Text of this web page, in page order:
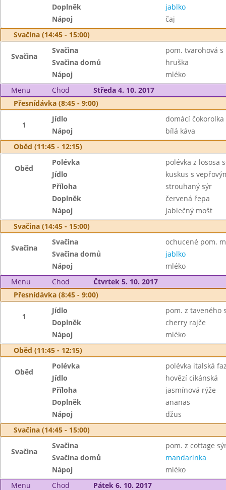
Doplněk
jablko
Nápoj
čaj
Svačina (14:45 - 15:00)
Svačina
Svačina
pom. tvarohová
Svačina domů
hruška
Nápoj
mléko
Menu
Chod
Středa 4. 10. 2017
Přesnídávka (8:45 - 9:00)
1
Jídlo
domácí čokorolka
Nápoj
bílá káva
Oběd (11:45 - 12:15)
Oběd
Polévka
polévka z lososa
Jídlo
kuskus s
Příloha
strouhaný sýr
Doplněk
červená řepa
Nápoj
jablečný mošt
Svačina (14:45 - 15:00)
Svačina
Svačina
ochucené pom.
Svačina domů
jablko
Nápoj
mléko
Menu
Chod
Čtvrtek 5. 10. 2017
Přesnídávka (8:45 - 9:00)
1
Jídlo
pom. z taveného
Doplněk
cherry rajče
Nápoj
mléko
Oběd (11:45 - 12:15)
Oběd
Polévka
polévka italská
Jídlo
hovězí cikánská
Příloha
jasmínová rýže
Doplněk
ananas
Nápoj
džus
Svačina (14:45 - 15:00)
Svačina
Svačina
pom. z cottage
Svačina domů
mandarinka
Nápoj
mléko
Menu
Chod
Pátek 6. 10. 2017